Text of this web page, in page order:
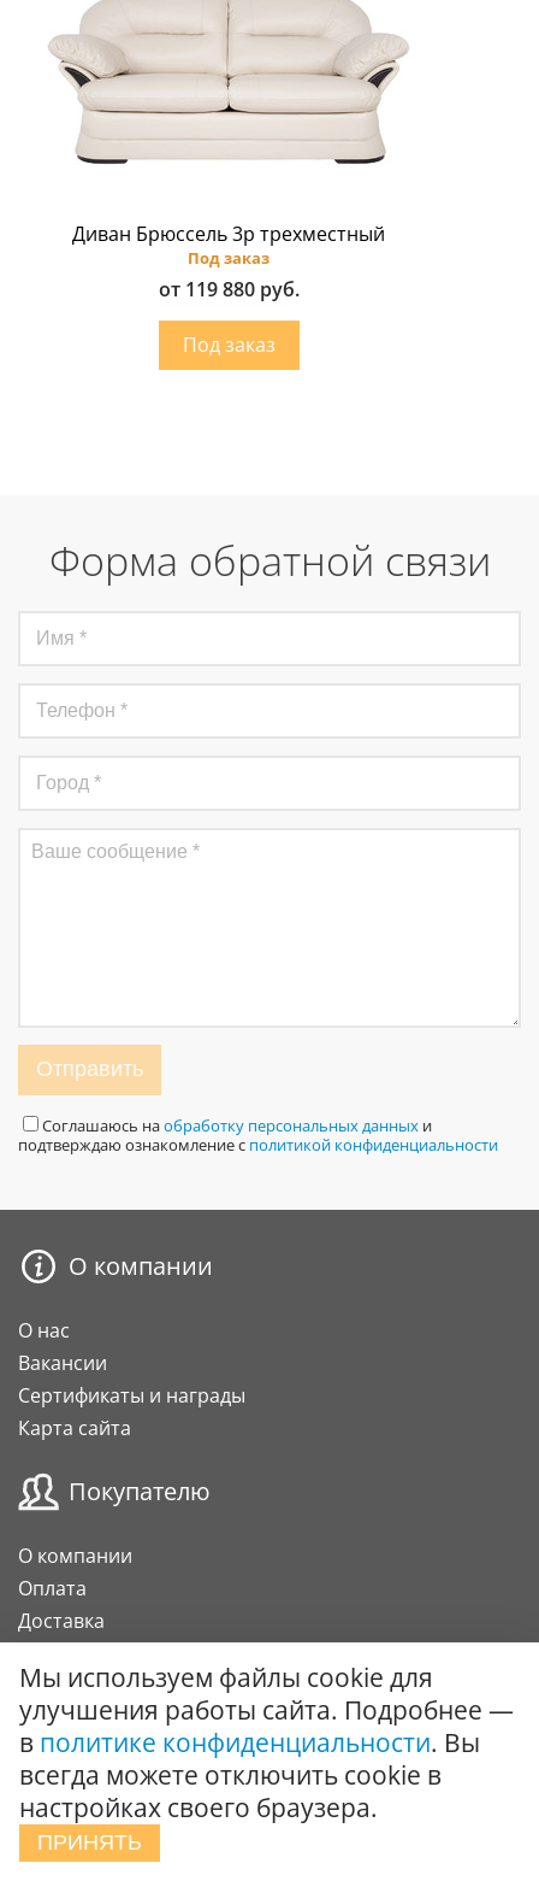
Диван Брюссель 3p трехместный
Под заказ
от 119 880 руб.
Форма обратной связи
Отправить
Соглашаюсь наобработку персональных данных и
подтверждаю ознакомление с политикой конфиденциальности
О компании
О нас
Вакансии
Сертификаты и награды
Карта сайта
Покупателю
О компании
Оплата
Доставка
Карта клиента
Подарочный сертификат
Сотрудничество
Поставки под заказ
Мы используем файлы cookie для
улучшения работы сайта. Подробнее —
в политике конфиденциальности. Вы
всегда можете отключить cookie в
настройках своего браузера.
ПРИНЯТЬ